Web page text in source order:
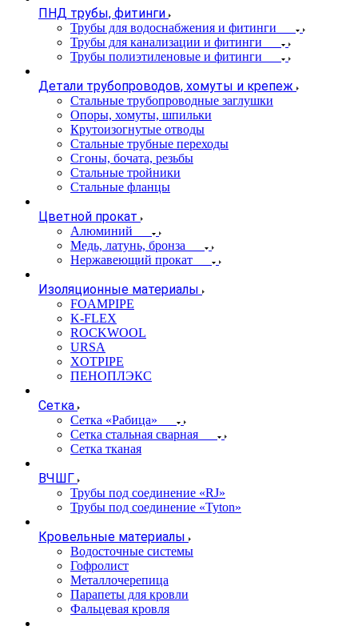
ПНД трубы, фитинги
Трубы для водоснабжения и фитинги
Трубы для канализации и фитинги
Трубы полиэтиленовые и фитинги
Детали трубопроводов, хомуты и крепеж
Стальные трубопроводные заглушки
Опоры, хомуты, шпильки
Крутоизогнутые отводы
Стальные трубные переходы
Сгоны, бочата, резьбы
Стальные тройники
Стальные фланцы
Цветной прокат
Алюминий
Медь, латунь, бронза
Нержавеющий прокат
Изоляционные материалы
FOAMPIPE
K-FLEX
ROCKWOOL
URSA
XOTPIPE
ПЕНОПЛЭКС
Сетка
Сетка «Рабица»
Сетка стальная сварная
Сетка тканая
ВЧШГ
Трубы под соединение «RJ»
Трубы под соединение «Tyton»
Кровельные материалы
Водосточные системы
Гофролист
Металлочерепица
Парапеты для кровли
Фальцевая кровля